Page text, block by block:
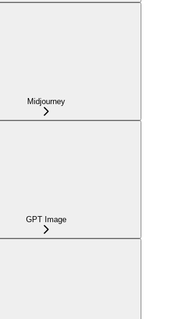
Midjourney
GPT Image